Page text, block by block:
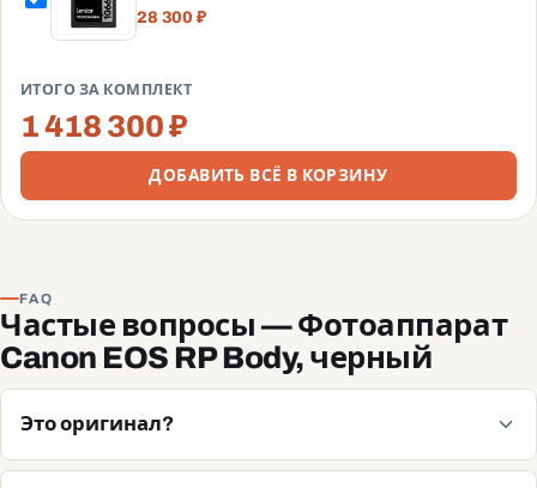
SDXC UHS-I
BNNNG)
28 300 ₽
ИТОГО ЗА КОМПЛЕКТ
1 418 300 ₽
ДОБАВИТЬ ВСЁ В КОРЗИНУ
FAQ
Частые вопросы — Фотоаппарат
Canon EOS RP Body, черный
Это оригинал?